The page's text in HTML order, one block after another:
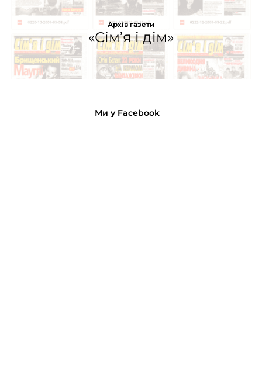
Архів газети
«Сім’я і дім»
Ми у Facebook